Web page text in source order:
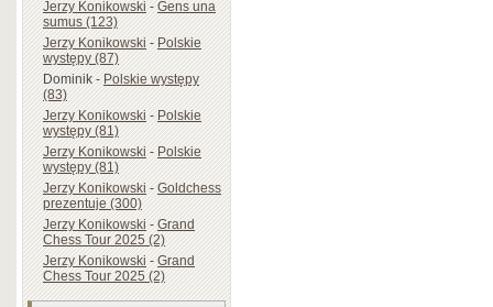
Jerzy Konikowski-Gens una
sumus (123)
Jerzy Konikowski-Polskie
występy (87)
Dominik-Polskie występy
(83)
Jerzy Konikowski-Polskie
występy (81)
Jerzy Konikowski-Polskie
występy (81)
Jerzy Konikowski-Goldchess
prezentuje (300)
Jerzy Konikowski-Grand
Chess Tour 2025 (2)
Jerzy Konikowski-Grand
Chess Tour 2025 (2)